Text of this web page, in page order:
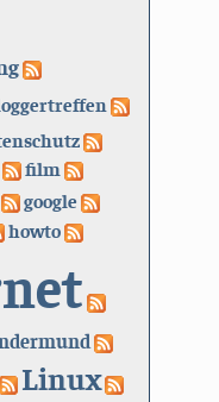
film
google
howto
Linux